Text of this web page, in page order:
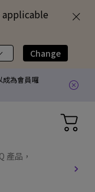
Change
成為會員囉
產品，